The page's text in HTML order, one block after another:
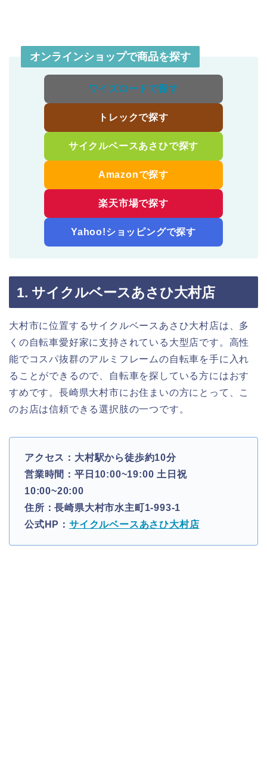
オンラインショップで商品を探す
ワイズロードで探す
トレックで探す
サイクルベースあさひで探す
Amazonで探す
楽天市場で探す
Yahoo!ショッピングで探す
1. サイクルベースあさひ大村店
大村市に位置するサイクルベースあさひ大村店は、多
くの自転車愛好家に支持されている大型店です。高性
能でコスパ抜群のアルミフレームの自転車を手に入れ
ることができるので、自転車を探している方にはおす
すめです。長崎県大村市にお住まいの方にとって、こ
のお店は信頼できる選択肢の一つです。
アクセス：大村駅から徒歩約10分
営業時間：平日10:00~19:00 土日祝
10:00~20:00
住所：長崎県大村市水主町1-993-1
公式HP： サイクルベースあさひ大村店